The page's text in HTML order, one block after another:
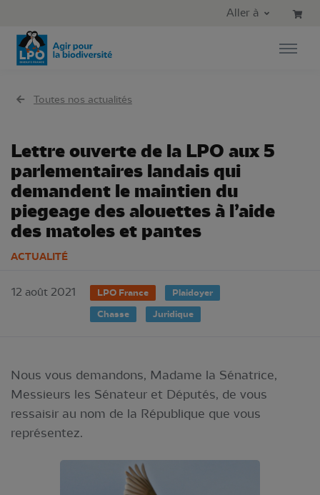
Aller au menu principal
Aller à
Toutes nos actualités
Lettre ouverte de la LPO aux 5
parlementaires landais qui
demandent le maintien du
piegeage des alouettes à l’aide
des matoles et pantes
ACTUALITÉ
12 août 2021 LPO France
Plaidoyer
Chasse
Juridique
Nous vous demandons, Madame la Sénatrice,
Messieurs les Sénateur et Députés, de vous
ressaisir au nom de la République que vous
représentez.